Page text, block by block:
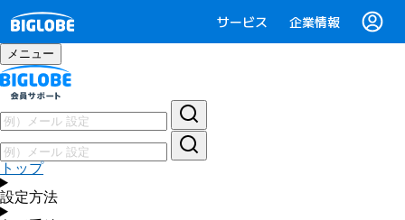
サービス 企業情報
メニュー
トップ
設定方法